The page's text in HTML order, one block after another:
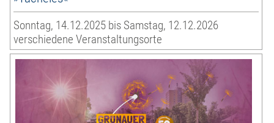
Sonntag, 14.12.2025 bis Samstag, 12.12.2026
verschiedene Veranstaltungsorte